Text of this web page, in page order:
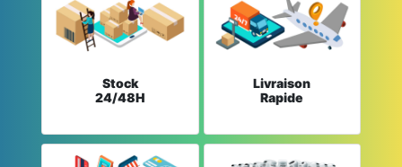
Stock
24/48H
Livraison
Rapide